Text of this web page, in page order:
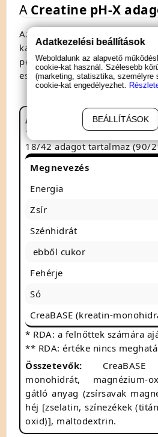
A Creatine pH-X
Az ajánlott napi beviteli
kapszula bevétele fedez.
perccel edzés előtt, míg
este, elosztva.
A Creatine pH-X
1 adag: 5 kapszula
18/42 adagot tartalmaz (90/
Megnevezés
Energia
Zsír
Szénhidrát
ebből cukor
Fehérje
Só
CreaBASE (kreatin-
* RDA: a felnőttek számára
** RDA: értéke nincs
Összetevők:
monohidrát, magnézium-
gátló anyag (zsírsavak
héj [zselatin, színezékek
oxid)], maltodextrin.
Adatkezelési beállítások
Weboldalunk az alapvető
cookie-kat használ. Szélesebb
(marketing, statisztika, személyre
cookie-kat engedélyezhet.
BEÁLLÍTÁSOK